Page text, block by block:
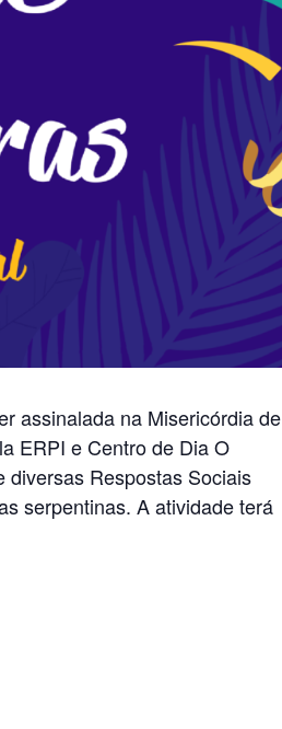
assinalada na Misericórdia de
ERPI e Centro de Dia O
Respostas Sociais
serpentinas. A atividade terá